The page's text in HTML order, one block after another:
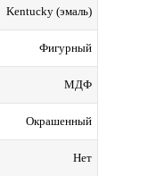
Kentucky (эмаль)
Фигурный
МДФ
Окрашенный
Нет